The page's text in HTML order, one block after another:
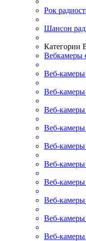
Рок
Шансон
Категории
Вебкамеры
Веб-
Веб-камеры
Веб-
Веб-
Веб-камеры
Веб-
Веб-
Веб-
Веб-
Веб-